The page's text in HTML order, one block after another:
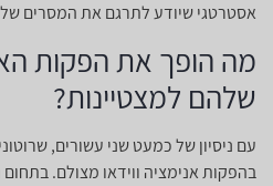
אסטרטגי שיודע לתרגם את המסרים
מה הופך את הפקות
שלהם למצטיינות?
עם ניסיון של כמעט שני עשורים,
בהפקות אנימציה ווידאו מצולם.